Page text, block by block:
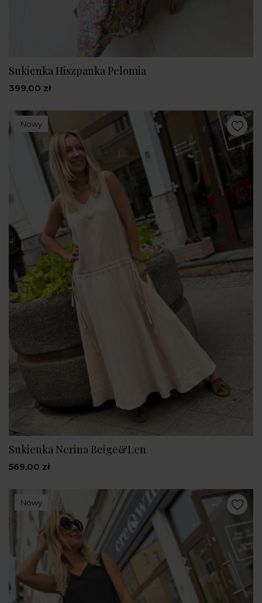
Sukienka Hiszpanka Pelomia
399,00 zł
Nowy
Sukienka Nerina Beige&Len
569,00 zł
Nowy